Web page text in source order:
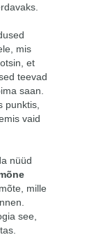
mis
et
teevad
saan.
punktis,
vaid
nüüd
mille
see,